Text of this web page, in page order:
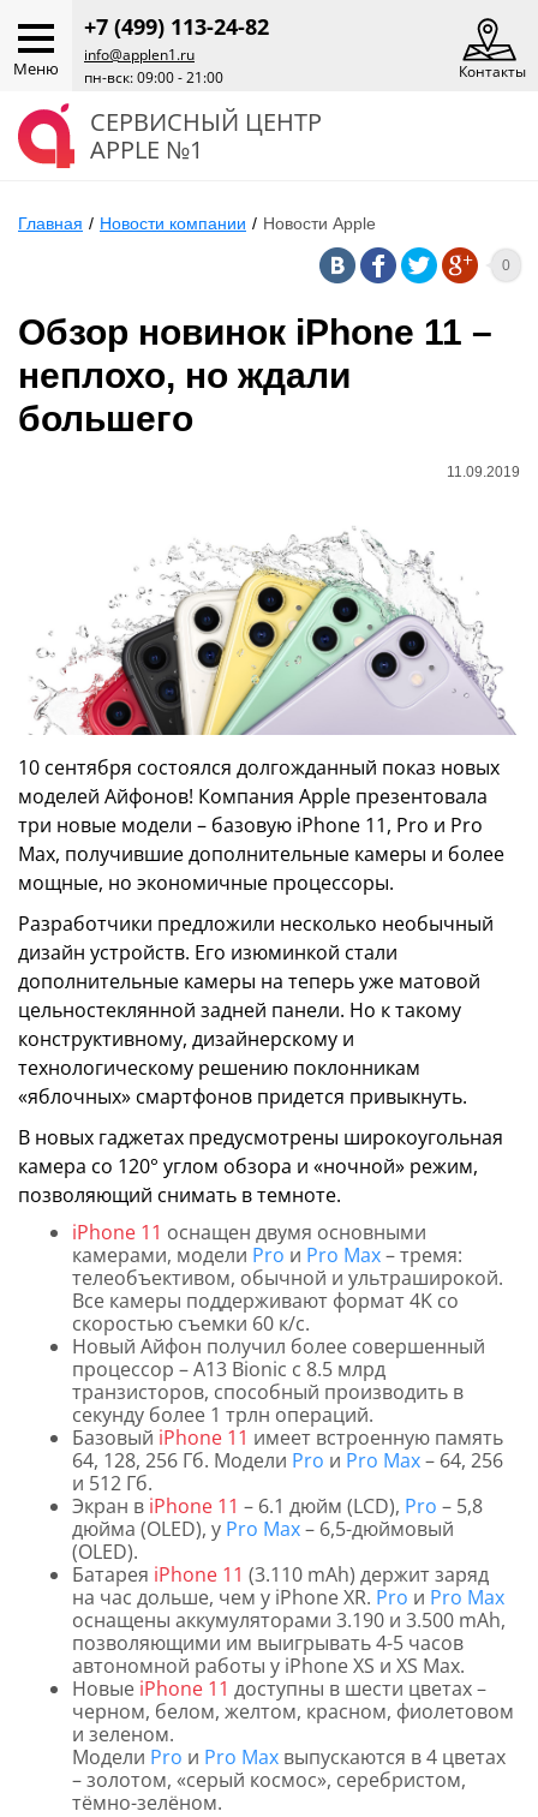
Меню
+7 (499) 113-24-82
info@applen1.ru
пн-вск: 09:00 - 21:00
Контакты
СЕРВИСНЫЙ ЦЕНТР
APPLE №1
Главная / Новости компании / Новости Apple
0
Обзор новинок iPhone 11 –
неплохо, но ждали
большего
11.09.2019
10 сентября состоялся долгожданный показ новых
моделей Айфонов! Компания Apple презентовала
три новые модели – базовую iPhone 11, Pro и Pro
Max, получившие дополнительные камеры и более
мощные, но экономичные процессоры.
Разработчики предложили несколько необычный
дизайн устройств. Его изюминкой стали
дополнительные камеры на теперь уже матовой
цельностеклянной задней панели. Но к такому
конструктивному, дизайнерскому и
технологическому решению поклонникам
«яблочных» смартфонов придется привыкнуть.
В новых гаджетах предусмотрены широкоугольная
камера со 120° углом обзора и «ночной» режим,
позволяющий снимать в темноте.
iPhone 11 оснащен двумя основными
камерами, модели Pro и Pro Max– тремя:
телеобъективом, обычной и ультраширокой.
Все камеры поддерживают формат 4K со
скоростью съемки 60 к/с.
Новый Айфон получил более совершенный
процессор – A13 Bionic с 8.5 млрд
транзисторов, способный производить в
секунду более 1 трлн операций.
Базовый iPhone 11 имеет встроенную память
64, 128, 256 Гб. Модели Pro и Pro Max– 64, 256
и 512 Гб.
Экран в iPhone 11 – 6.1 дюйм (LCD), Pro – 5,8
дюйма (OLED), у Pro Max– 6,5-дюймовый
(OLED).
Батарея iPhone 11 (3.110 mAh) держит заряд
на час дольше, чем у iPhone XR. Pro и Pro Max
оснащены аккумуляторами 3.190 и 3.500 mAh,
позволяющими им выигрывать 4-5 часов
автономной работы у iPhone XS и XS Max.
Новые iPhone 11 доступны в шести цветах –
черном, белом, желтом, красном, фиолетовом
и зеленом.
Модели Pro и Pro Max выпускаются в 4 цветах
– золотом, «серый космос», серебристом,
тёмно-зелёном.